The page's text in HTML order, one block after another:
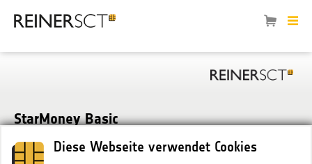
Diese Webseite verwendet Cookies
StarMoney Basic